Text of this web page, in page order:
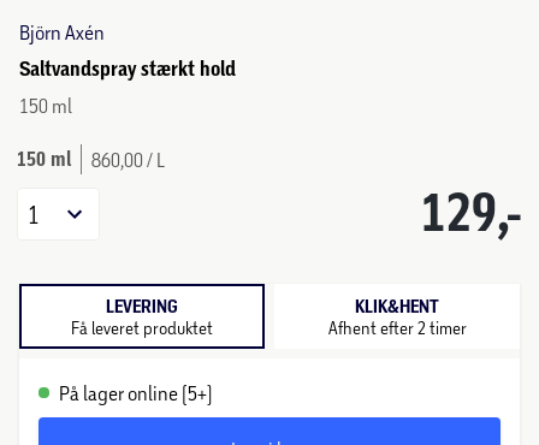
Björn Axén
Saltvandspray stærkt hold
150 ml
150 ml 860,00 / L
129,-
1
LEVERING
Få leveret produktet
KLIK&HENT
Afhent efter 2 timer
På lager online (5+)